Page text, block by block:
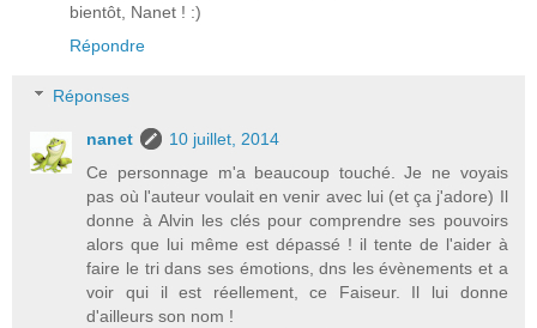
bientôt, Nanet ! :)
Répondre
Réponses
nanet
10 juillet, 2014
Ce personnage m'a beaucoup touché. Je ne voyais
pas où l'auteur voulait en venir avec lui (et ça j'adore) Il
donne à Alvin les clés pour comprendre ses pouvoirs
alors que lui même est dépassé ! il tente de l'aider à
faire le tri dans ses émotions, dns les évènements et a
voir qui il est réellement, ce Faiseur. Il lui donne
d'ailleurs son nom !